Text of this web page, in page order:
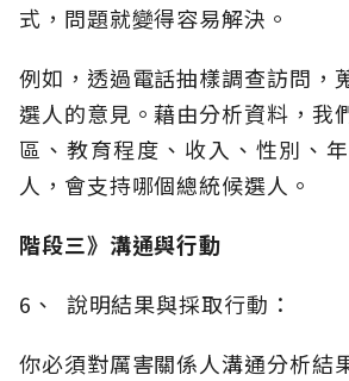
式，問題就變得容易解決。
例如，透過電話抽樣調查訪問，
選人的意見。藉由分析資料，我
區、教育程度、收入、性別、
人，會支持哪個總統候選人。
階段三》溝通與行動
6、 說明結果與採取行動：
你必須對厲害關係人溝通分析結